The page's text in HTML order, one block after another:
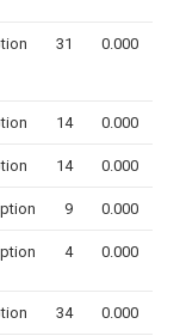
31 0.000
14 0.000
14 0.000
9 0.000
4 0.000
34 0.000